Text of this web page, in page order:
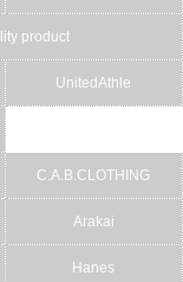
product
UnitedAthle
C.A.B.CLOTHING
Arakai
Hanes